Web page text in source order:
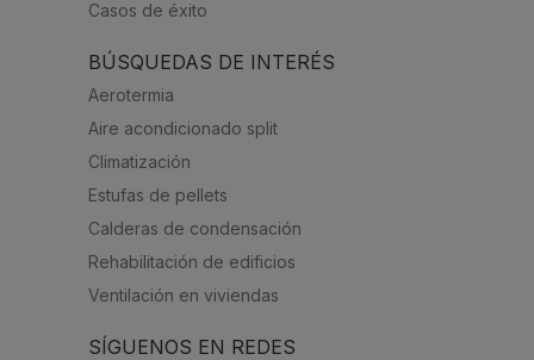
Casos de éxito
BÚSQUEDAS DE INTERÉS
Aerotermia
Aire acondicionado split
Climatización
Estufas de pellets
Calderas de condensación
Rehabilitación de edificios
Ventilación en viviendas
SÍGUENOS EN REDES